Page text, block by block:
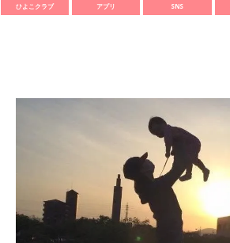
ひよこクラブ アプリ SNS